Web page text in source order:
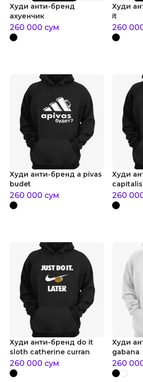
Худи анти-бренд
ахуенчик
260 000 сум
Худи
it
260
Худи анти-бренд a pivas
budet
260 000 сум
Худи
260
Худи анти-бренд do it
sloth catherine curran
260 000 сум
Худи
gabana
260